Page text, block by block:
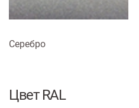
Серебро
Цвет RAL